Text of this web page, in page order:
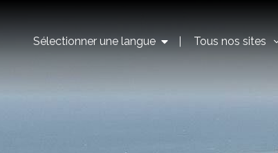
Sélectionner une langue Tous nos sites